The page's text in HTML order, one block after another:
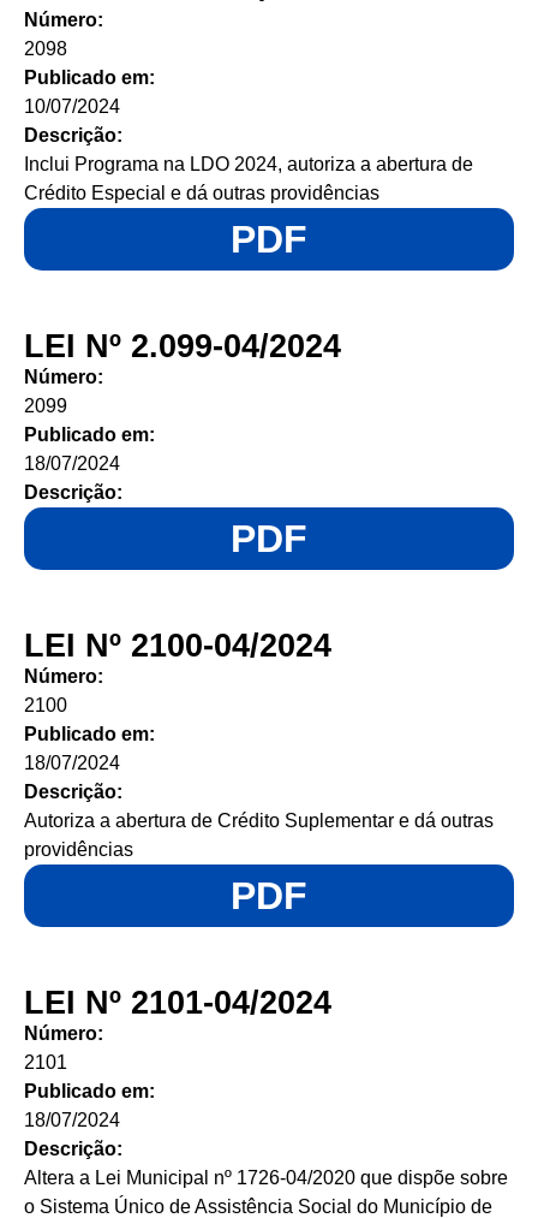
Número:
2098
Publicado em:
10/07/2024
Descrição:
Inclui Programa na LDO 2024, autoriza a abertura de
Crédito Especial e dá outras providências
PDF
LEI Nº 2.099-04/2024
Número:
2099
Publicado em:
18/07/2024
Descrição:
PDF
LEI Nº 2100-04/2024
Número:
2100
Publicado em:
18/07/2024
Descrição:
Autoriza a abertura de Crédito Suplementar e dá outras
providências
PDF
LEI Nº 2101-04/2024
Número:
2101
Publicado em:
18/07/2024
Descrição:
Altera a Lei Municipal nº 1726-04/2020 que dispõe sobre
o Sistema Único de Assistência Social do Município de